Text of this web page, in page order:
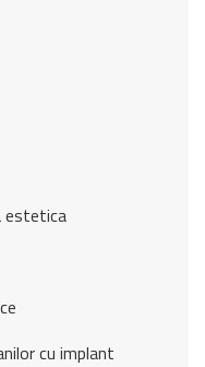
estetica
cu implant